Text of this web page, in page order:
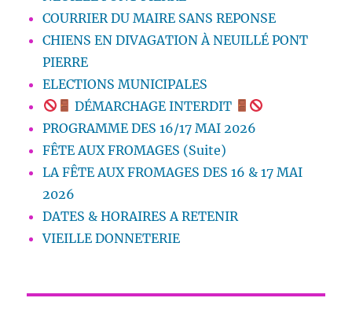
COURRIER DU MAIRE SANS REPONSE
CHIENS EN DIVAGATION À NEUILLÉ PONT
PIERRE
ELECTIONS MUNICIPALES
DÉMARCHAGE INTERDIT
PROGRAMME DES 16/17 MAI 2026
FÊTE AUX FROMAGES (Suite)
LA FÊTE AUX FROMAGES DES 16 & 17 MAI
2026
DATES & HORAIRES A RETENIR
VIEILLE DONNETERIE